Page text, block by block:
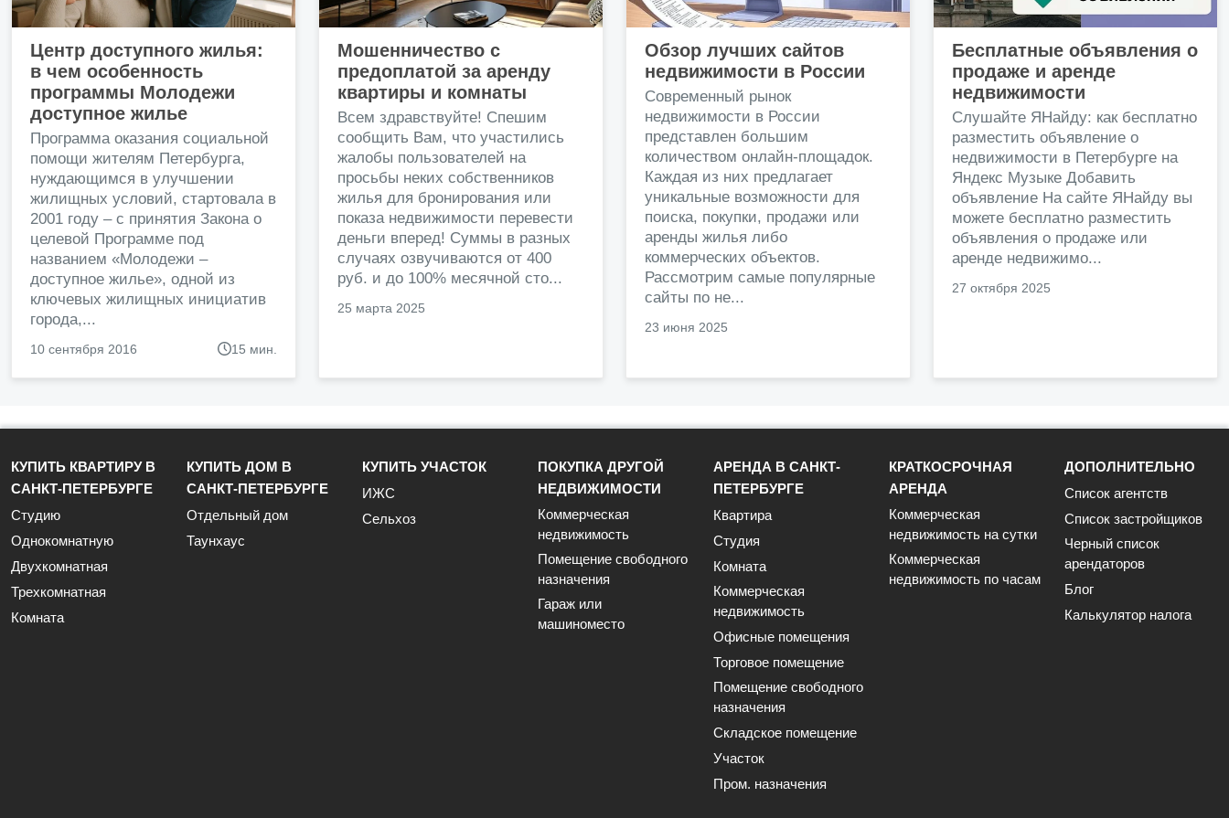
Центр доступного жилья:
в чем особенность
программы Молодежи
доступное жилье
Программа оказания социальной
помощи жителям Петербурга,
нуждающимся в улучшении
жилищных условий, стартовала в
2001 году – с принятия Закона о
целевой Программе под
названием «Молодежи –
доступное жилье», одной из
ключевых жилищных инициатив
города,...
10 сентября 2016 15 мин.
Мошенничество с
предоплатой за аренду
квартиры и комнаты
Всем здравствуйте! Спешим
сообщить Вам, что участились
жалобы пользователей на
просьбы неких собственников
жилья для бронирования или
показа недвижимости перевести
деньги вперед! Суммы в разных
случаях озвучиваются от 400
руб. и до 100% месячной сто...
25 марта 2025
Обзор лучших сайтов
недвижимости в России
Современный рынок
недвижимости в России
представлен большим
количеством онлайн-площадок.
Каждая из них предлагает
уникальные возможности для
поиска, покупки, продажи или
аренды жилья либо
коммерческих объектов.
Рассмотрим самые популярные
сайты по не...
23 июня 2025
Бесплатные объявления о
продаже и аренде
недвижимости
Слушайте ЯНайду: как бесплатно
разместить объявление о
недвижимости в Петербурге на
Яндекс Музыке Добавить
объявление На сайте ЯНайду вы
можете бесплатно разместить
объявления о продаже или
аренде недвижимо...
27 октября 2025
КУПИТЬ КВАРТИРУ В
САНКТ-ПЕТЕРБУРГЕ
Студию
Однокомнатную
Двухкомнатная
Трехкомнатная
Комната
КУПИТЬ ДОМ В
САНКТ-ПЕТЕРБУРГЕ
Отдельный дом
Таунхаус
КУПИТЬ УЧАСТОК
ИЖС
Сельхоз
ПОКУПКА ДРУГОЙ
НЕДВИЖИМОСТИ
Коммерческая
недвижимость
Помещение свободного
назначения
Гараж или
машиноместо
АРЕНДА В САНКТ-
ПЕТЕРБУРГЕ
Квартира
Студия
Комната
Коммерческая
недвижимость
Офисные помещения
Торговое помещение
Помещение свободного
назначения
Складское помещение
Участок
Пром. назначения
КРАТКОСРОЧНАЯ
АРЕНДА
Коммерческая
недвижимость на сутки
Коммерческая
недвижимость по часам
ДОПОЛНИТЕЛЬНО
Список агентств
Список застройщиков
Черный список
арендаторов
Блог
Калькулятор налога